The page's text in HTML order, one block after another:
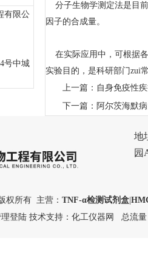
有限公
号中城
分子生物学测定法是目前
因子的合成量。
在实际应用中，可根据各
实验目的，是科研部门zui
上一篇： 自身免疫性
下一篇： 阿尔茨海默
地
园
权所有 主营： TNF-α检测试剂盒
登陆 技术支持： 化工仪器网 总流量